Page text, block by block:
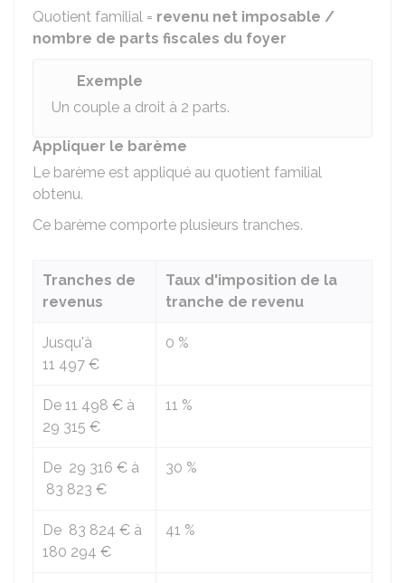
Quotient familial = revenu net imposable /
nombre de parts fiscales du foyer
Exemple
Un couple a droit à 2 parts.
Appliquer le barème
Le barème est appliqué au quotient familial
obtenu.
Ce barème comporte plusieurs tranches.
Tranches de
revenus
Taux d'imposition de la
tranche de revenu
Jusqu'à
11 497 €
0 %
De 11 498 € à
29 315 €
11 %
De 29 316 € à
83 823 €
30 %
De 83 824 € à
180 294 €
41 %